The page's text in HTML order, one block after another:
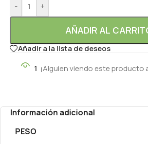
- +
AÑADIR AL
Añadir a la lista de deseos
1 ¡Alguien viendo este producto
Información adicional
PESO